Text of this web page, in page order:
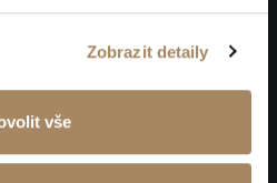
Zobrazit detaily
vše